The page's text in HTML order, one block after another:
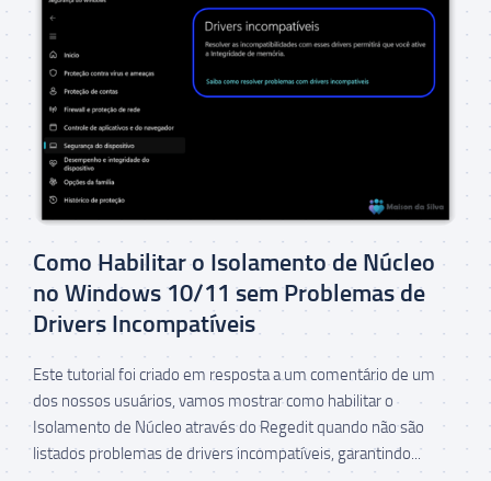
Como Habilitar o Isolamento de Núcleo
no Windows 10/11 sem Problemas de
Drivers Incompatíveis
Este tutorial foi criado em resposta a um comentário de um
dos nossos usuários, vamos mostrar como habilitar o
Isolamento de Núcleo através do Regedit quando não são
listados problemas de drivers incompatíveis, garantindo...